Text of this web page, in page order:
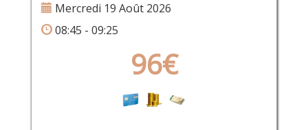
Mercredi 19 Août 2026
08:45 - 09:25
96€